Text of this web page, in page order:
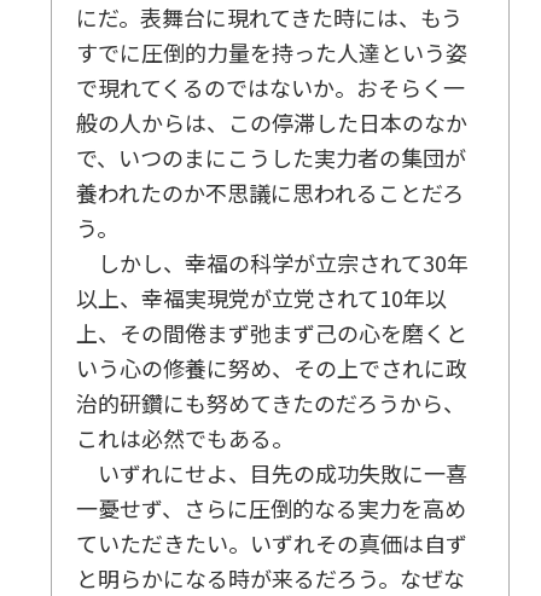
にだ。表舞台に現れてきた時には、もう
すでに圧倒的力量を持った人達という姿
で現れてくるのではないか。おそらく一
般の人からは、この停滞した日本のなか
で、いつのまにこうした実力者の集団が
養われたのか不思議に思われることだろ
う。
しかし、幸福の科学が立宗されて30年
以上、幸福実現党が立党されて10年以
上、その間倦まず弛まず己の心を磨くと
いう心の修養に努め、その上でされに政
治的研鑽にも努めてきたのだろうから、
これは必然でもある。
いずれにせよ、目先の成功失敗に一喜
一憂せず、さらに圧倒的なる実力を高め
ていただきたい。いずれその真価は自ず
と明らかになる時が来るだろう。なぜな